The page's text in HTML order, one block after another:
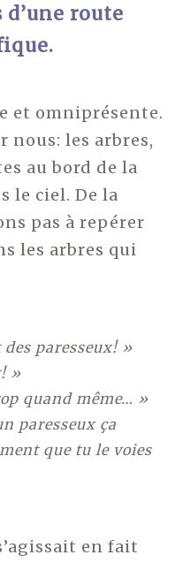
d’une route
et omniprésente.
nous: les arbres,
au bord de la
le ciel. De la
pas à repérer
les arbres qui
paresseux! »
»
quand même… »
paresseux ça
que tu le voies
en fait